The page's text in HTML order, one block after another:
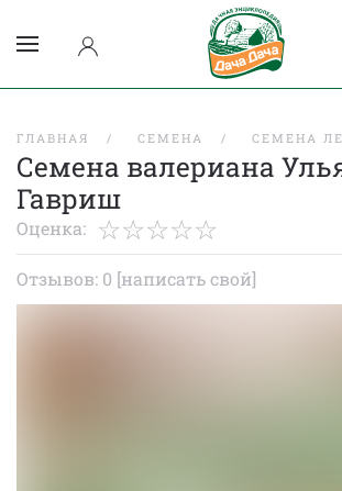
ГЛАВНАЯ СЕМЕНА СЕМЕНА
Семена валериана
Гавриш
Оценка:
Отзывов: 0 [написать свой]